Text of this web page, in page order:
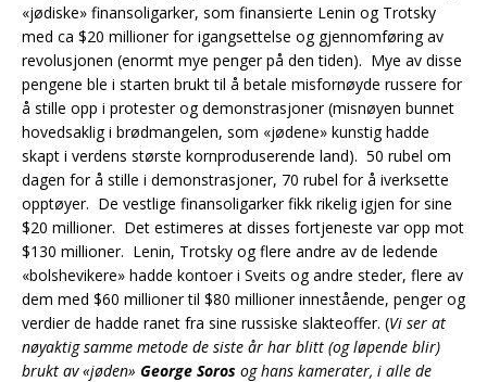
«jødiske» finansoligarker, som finansierte Lenin og Trotsky
med ca $20 millioner for igangsettelse og gjennomføring av
revolusjonen (enormt mye penger på den tiden). Mye av disse
pengene ble i starten brukt til å betale misfornøyde russere for
å stille opp i protester og demonstrasjoner (misnøyen bunnet
hovedsaklig i brødmangelen, som «jødene» kunstig hadde
skapt i verdens største kornproduserende land). 50 rubel om
dagen for å stille i demonstrasjoner, 70 rubel for å iverksette
opptøyer. De vestlige finansoligarker fikk rikelig igjen for sine
$20 millioner. Det estimeres at disses fortjeneste var opp mot
$130 millioner. Lenin, Trotsky og flere andre av de ledende
«bolshevikere» hadde kontoer i Sveits og andre steder, flere av
dem med $60 millioner til $80 millioner innestående, penger og
verdier de hadde ranet fra sine russiske slakteoffer. (Vi ser at
nøyaktig samme metode de siste år har blitt (og løpende blir)
brukt av «jøden» George Soros og hans kamerater, i alle de